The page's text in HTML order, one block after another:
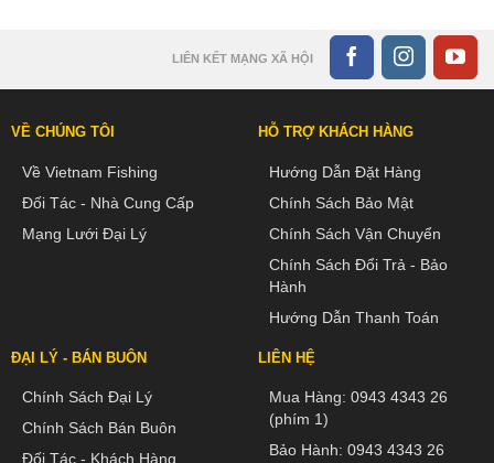
LIÊN KẾT MẠNG XÃ HỘI
VỀ CHÚNG TÔI
Về Vietnam Fishing
Đối Tác - Nhà Cung Cấp
Mạng Lưới Đại Lý
HỖ TRỢ KHÁCH HÀNG
Hướng Dẫn Đặt Hàng
Chính Sách Bảo Mật
Chính Sách Vận Chuyển
Chính Sách Đổi Trả - Bảo
Hành
Hướng Dẫn Thanh Toán
ĐẠI LÝ - BÁN BUÔN
Chính Sách Đại Lý
Chính Sách Bán Buôn
Đối Tác - Khách Hàng
LIÊN HỆ
Mua Hàng: 0943 4343 26
(phím 1)
Bảo Hành: 0943 4343 26